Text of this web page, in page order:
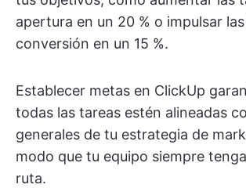
apertura en un 20 % o impulsar
conversión en un 15 %.
Establecer metas en ClickUp
todas las tareas estén alineadas
generales de tu estrategia de
modo que tu equipo siempre
ruta.